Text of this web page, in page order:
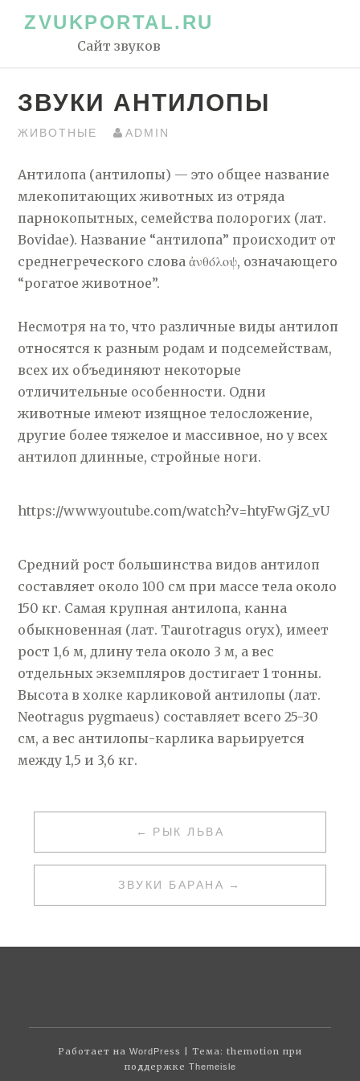
ZVUKPORTAL.RU
Сайт звуков
ЗВУКИ АНТИЛОПЫ
ЖИВОТНЫЕ ADMIN
Антилопа (антилопы) — это общее название
млекопитающих животных из отряда
парнокопытных, семейства полорогих (лат.
Bovidae). Название “антилопа” происходит от
среднегреческого слова ἀνθόλοψ, означающего
“рогатое животное”.
Несмотря на то, что различные виды антилоп
относятся к разным родам и подсемействам,
всех их объединяют некоторые
отличительные особенности. Одни
животные имеют изящное телосложение,
другие более тяжелое и массивное, но у всех
антилоп длинные, стройные ноги.
https://www.youtube.com/watch?v=htyFwGjZ_vU
Средний рост большинства видов антилоп
составляет около 100 см при массе тела около
150 кг. Самая крупная антилопа, канна
обыкновенная (лат. Taurotragus oryx), имеет
рост 1,6 м, длину тела около 3 м, а вес
отдельных экземпляров достигает 1 тонны.
Высота в холке карликовой антилопы (лат.
Neotragus pygmaeus) составляет всего 25-30
см, а вес антилопы-карлика варьируется
между 1,5 и 3,6 кг.
ПО
ЗАПИСЯМ
РЫК ЛЬВА
ЗВУКИ БАРАНА
Работает на WordPress
| Тема: themotion при
поддержке Themeisle